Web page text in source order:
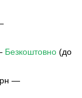
Безкоштовно (до
—